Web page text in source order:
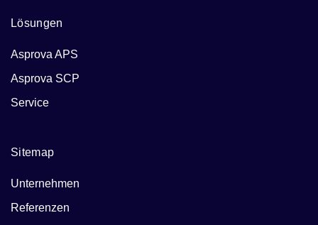
Lösungen
Asprova APS
Asprova SCP
Service
Sitemap
Unternehmen
Referenzen